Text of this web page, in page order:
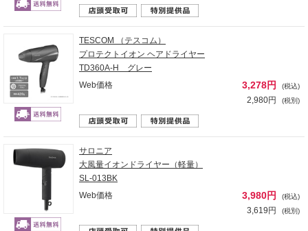
TESCOM （テスコム）
プロテクトイオン ヘアドライヤー
TD360A-H グレー
Web価格
3,278円 (税込)
2,980円 (税別)
サロニア
大風量イオンドライヤー（軽量）
SL-013BK
Web価格
3,980円 (税込)
3,619円 (税別)